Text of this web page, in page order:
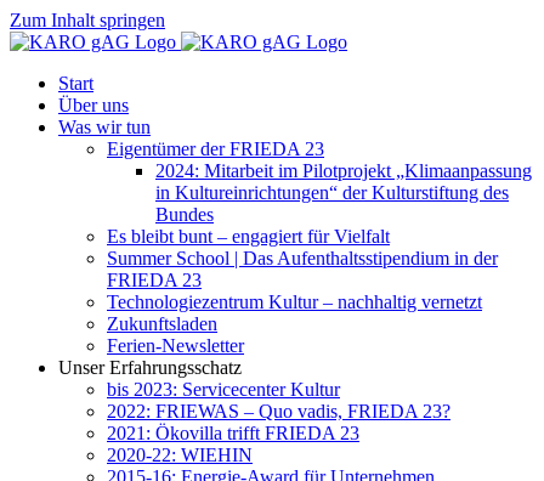
Zum Inhalt springen
Start
Über uns
Was wir tun
Eigentümer der FRIEDA 23
2024: Mitarbeit im Pilotprojekt „Klimaanpassung
in Kultureinrichtungen“ der Kulturstiftung des
Bundes
Es bleibt bunt – engagiert für Vielfalt
Summer School | Das Aufenthaltsstipendium in der
FRIEDA 23
Technologiezentrum Kultur – nachhaltig vernetzt
Zukunftsladen
Ferien-Newsletter
Unser Erfahrungsschatz
bis 2023: Servicecenter Kultur
2022: FRIEWAS – Quo vadis, FRIEDA 23?
2021: Ökovilla trifft FRIEDA 23
2020-22: WIEHIN
2015-16: Energie-Award für Unternehmen